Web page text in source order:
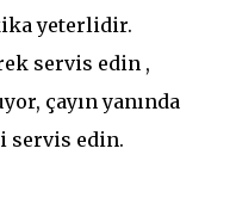
yeterlidir.
servis edin ,
çayın yanında
servis edin.